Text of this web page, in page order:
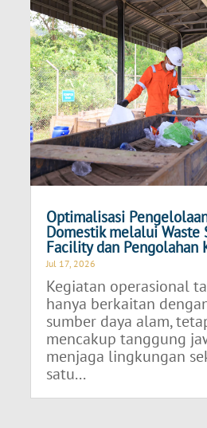
Optimalisasi
Domestik melalui Waste
Facility dan Pengolahan
Jul 17, 2026
Kegiatan operasional
hanya berkaitan
sumber daya alam,
mencakup tanggung
menjaga lingkungan
satu...